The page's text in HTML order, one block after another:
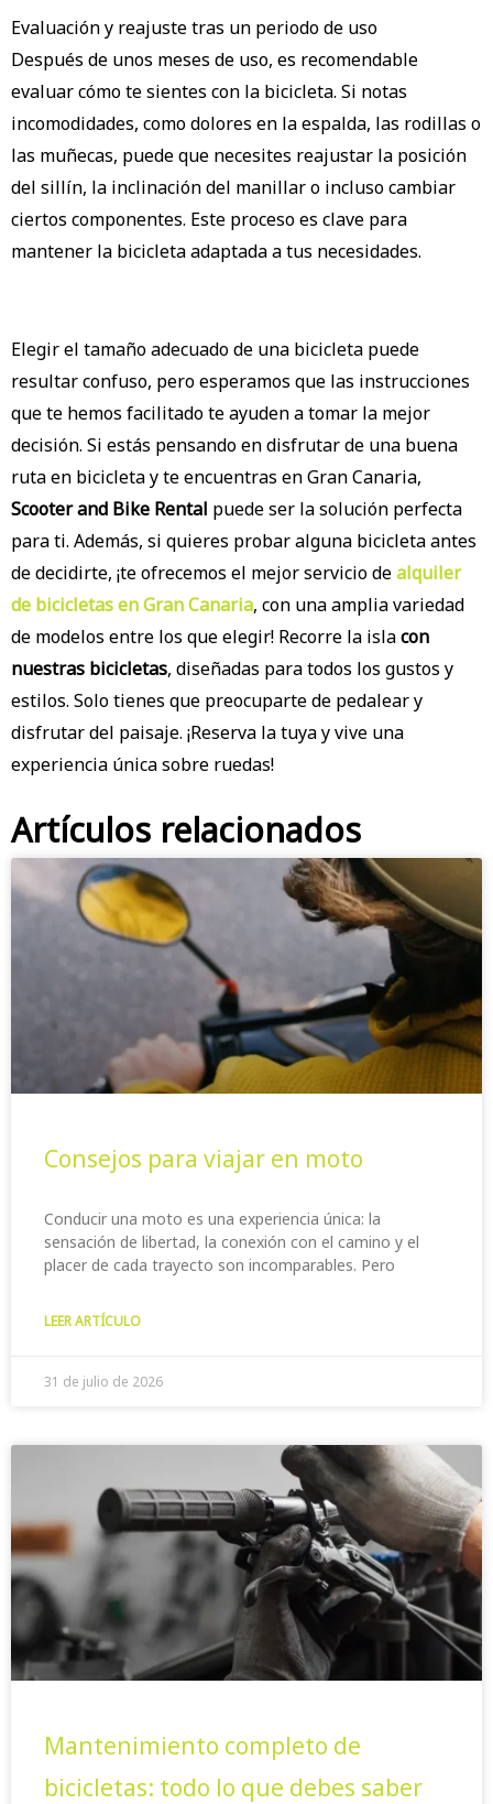
Evaluación y reajuste tras un periodo de uso
Después de unos meses de uso, es recomendable
evaluar cómo te sientes con la bicicleta. Si notas
incomodidades, como dolores en la espalda, las rodillas o
las muñecas, puede que necesites reajustar la posición
del sillín, la inclinación del manillar o incluso cambiar
ciertos componentes. Este proceso es clave para
mantener la bicicleta adaptada a tus necesidades.
Elegir el tamaño adecuado de una bicicleta puede
resultar confuso, pero esperamos que las instrucciones
que te hemos facilitado te ayuden a tomar la mejor
decisión. Si estás pensando en disfrutar de una buena
ruta en bicicleta y te encuentras en Gran Canaria,
Scooter and Bike Rental puede ser la solución perfecta
para ti. Además, si quieres probar alguna bicicleta antes
de decidirte, ¡te ofrecemos el mejor servicio dealquiler
de bicicletas en Gran Canaria, con una amplia variedad
de modelos entre los que elegir! Recorre la islacon
nuestras bicicletas, diseñadas para todos los gustos y
estilos. Solo tienes que preocuparte de pedalear y
disfrutar del paisaje. ¡Reserva la tuya y vive una
experiencia única sobre ruedas!
Artículos relacionados
Consejos para viajar en moto
Conducir una moto es una experiencia única: la
sensación de libertad, la conexión con el camino y el
placer de cada trayecto son incomparables. Pero
LEER ARTÍCULO
31 de julio de 2026
Mantenimiento completo de
bicicletas: todo lo que debes saber